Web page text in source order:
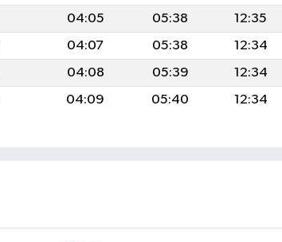
04:05 05:38 12:35
04:07 05:38 12:34
04:08 05:39 12:34
04:09 05:40 12:34